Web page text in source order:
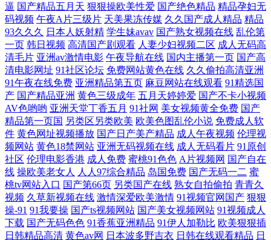
线上 手机看片青青草 超碰超频人人色 青青草视频人人干 97超碰人人搞 美
女搞黄 51自拍视频在线 国产老熟女精品伦 亚洲区bt国产 福利社免费体验
黄 少妇综合网 AV日韩网址 美国色色网 在线肏屄视频观看 国产三级网站
四虎性爱aV 国产人妖网站 午夜影院男人天堂 福利社一区 日本超碰 白丝
足交自慰 男人肏屄一区二区 51黑料福利社 激情另类综合 香蕉福利导航 韩
国床上a级视频 亚洲春色小说网 国产高潮免费 日韩欧美岛国 操比超碰 欧
美成人网片 91在线99 久久五月天视频 18网页禁解衣 精品国产乱码 影音先
锋狼人干 九九精品九九国产 午夜无码AV 国产做爱啪啪在线 午夜免费视频
逼 国产精品五月天 狠狠操欧美性爱 国产绝色精品 精品孕妇无
码视频 午夜A片三级片 天美果冻传媒 久久国产成人精品 精品
93久久久
日本人妖射精 学生妹avav 国产熟女视频在线 乱伦第
一页 韩日视频 高清国产剧观看 人妻少妇视频二区 成人无码高
清毛片 亚洲av激情电影 午夜导航在线 国内主播第一页 国产高
清电影网址 91社区论坛 免费网站黄色在线 久久偷拍高清亚洲
91午夜在线免费 亚洲精品第五页 麻豆网站在线观看 91精选国
产 国产精品亚洲 黄色三级成年 五月天婷婷爱 国产不卡小视频
AV色哟哟 亚洲天堂丁香五月 91社网 美女视频黄全免费 国产
精品第一页国 另类区另类欧美 欧美色图乱伦小说 免费成人软
件 黄色网址视频播放 国产日产美产精品 成人午夜视频 伦理视
频网站 黄色18禁网站 亚洲无码视频在线 成人无码看片 91原创
社区 伦理电影香港 成人免费 蜜桃91色色 A片视频网 国产自在
线 操欧美老女人 人人97综合精品 岛国免费 国产无码一二 蜜
桃tv网站入口 国产第66页 另类国产在线 熟女自拍偷拍 青青久
视频 久草新视频在线 激情深爱欧美激情 91视频官网国产 狠狠
操-91 91我要操 国产ts视频网站 国产美女视频网站 91视频成人
下载 国产无码色色 91香蕉亚洲精品 91伊人加勒比 欧美狠狠插
日韩精品高清 黄色av网 日本波多野吉衣 日韩在线观看精品 日